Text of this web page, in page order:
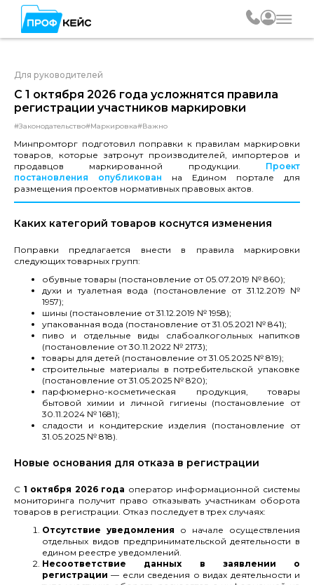
Для руководителей
С 1 октября 2026 года усложнятся правила
регистрации участников маркировки
#Законодательство#Маркировка#Важно
Минпромторг подготовил поправки к правилам маркировки
товаров, которые затронут производителей, импортеров и
продавцов маркированной продукции. Проект
постановления опубликован на Едином портале для
размещения проектов нормативных правовых актов.
Каких категорий товаров коснутся изменения
Поправки предлагается внести в правила маркировки
следующих товарных групп:
обувные товары (постановление от 05.07.2019 № 860);
духи и туалетная вода (постановление от 31.12.2019 №
1957);
шины (постановление от 31.12.2019 № 1958);
упакованная вода (постановление от 31.05.2021 № 841);
пиво и отдельные виды слабоалкогольных напитков
(постановление от 30.11.2022 № 2173);
товары для детей (постановление от 31.05.2025 № 819);
строительные материалы в потребительской упаковке
(постановление от 31.05.2025 № 820);
парфюмерно-косметическая продукция, товары
бытовой химии и личной гигиены (постановление от
30.11.2024 № 1681);
сладости и кондитерские изделия (постановление от
31.05.2025 № 818).
Новые основания для отказа в регистрации
С 1 октября 2026 года оператор информационной системы
мониторинга получит право отказывать участникам оборота
товаров в регистрации. Отказ последует в трех случаях:
Отсутствие уведомления о начале осуществления
отдельных видов предпринимательской деятельности в
едином реестре уведомлений.
Несоответствие данных в заявлении о
регистрации — если сведения о видах деятельности и